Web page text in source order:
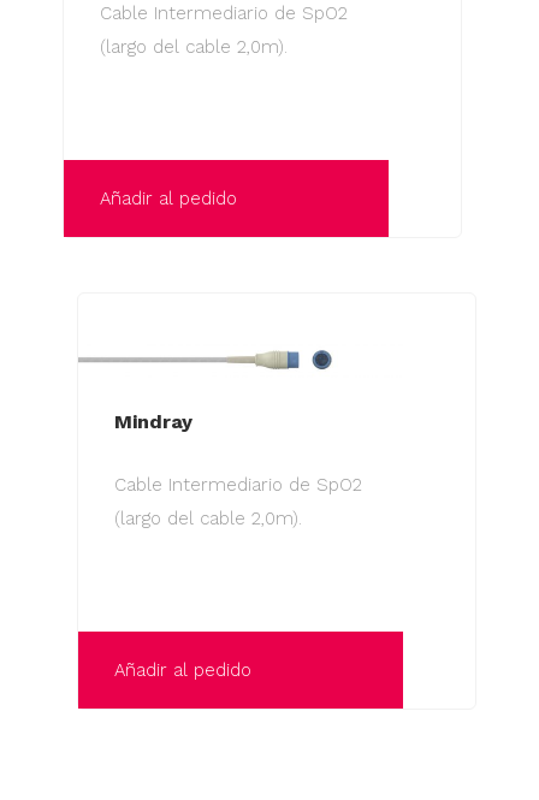
Cable Intermediario de SpO2
(largo del cable 2,0m).
Añadir al pedido
Mindray
Cable Intermediario de SpO2
(largo del cable 2,0m).
Añadir al pedido